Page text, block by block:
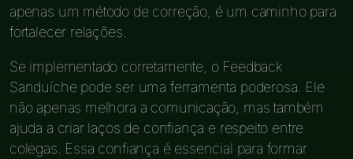
apenas um método de correção, é um caminho para
fortalecer relações.
Se implementado corretamente, o Feedback
Sanduíche pode ser uma ferramenta poderosa. Ele
não apenas melhora a comunicação, mas também
ajuda a criar laços de confiança e respeito entre
colegas. Essa confiança é essencial para formar